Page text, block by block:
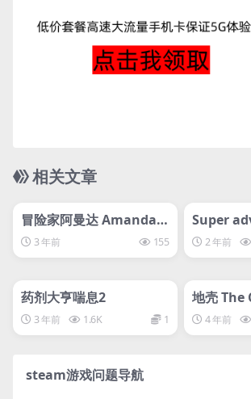
相关文章
svip专属
冒险家阿曼达 Amanda t
he Adventurer
3 年前 155
Super
2 年前
药剂大亨喘息2
3 年前 1.6K 1
地壳 The
4 年前
steam游戏问题导航